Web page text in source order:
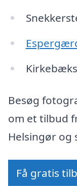
Kirkebæks
Besøg
om et tilbud
Helsingør og
Få gratis